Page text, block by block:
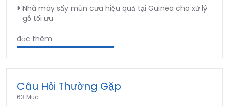
Nhà máy sấy mùn cưa hiệu quả tại Guinea cho xử lý
gỗ tối ưu
đọc thêm
Câu Hỏi Thường Gặp
63 Mục